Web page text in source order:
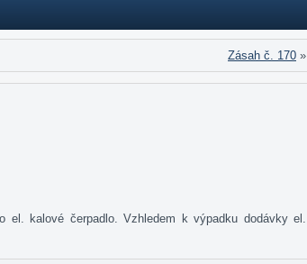
Zásah č. 170 »
el. kalové čerpadlo. Vzhledem k výpadku dodávky el.